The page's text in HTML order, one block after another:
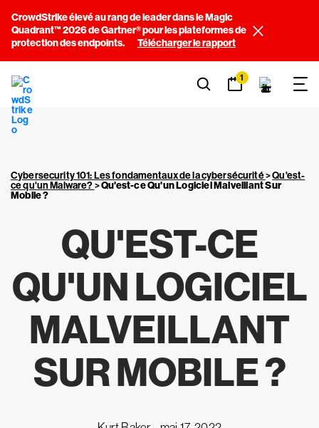
CrowdStrike élevé au rang de leader dans le Magic
Quadrant™ 2026 de Gartner® pour les plateformes de
protection des endpoints.
Télécharger le rapport
1
Cybersecurity 101: Les fondamentaux de la cybersécurité>Qu'est-
ce qu'un Malware?>Qu'est-ce Qu'un Logiciel Malveillant Sur
Mobile ?
QU'EST-CE
QU'UN LOGICIEL
MALVEILLANT
SUR MOBILE ?